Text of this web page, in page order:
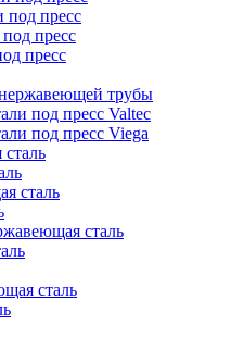
под пресс
пресс
пресс
трубы
под пресс Valtec
под пресс Viega
сталь
сталь
сталь